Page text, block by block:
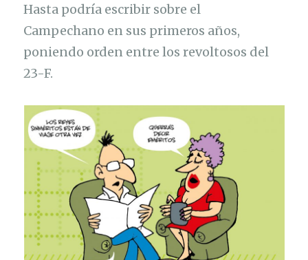
Hasta podría escribir sobre el
Campechano en sus primeros años,
poniendo orden entre los revoltosos del
23-F.